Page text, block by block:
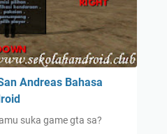
Andreas Bahasa
suka game gta sa?